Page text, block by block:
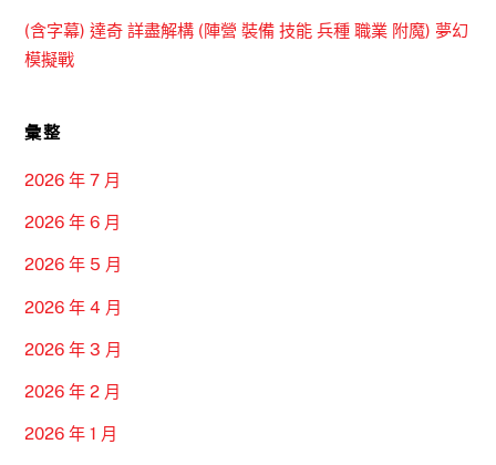
(含字幕) 達奇 詳盡解構 (陣營 裝備 技能 兵種 職業 附魔) 夢幻
模擬戰
彙整
2026 年 7 月
2026 年 6 月
2026 年 5 月
2026 年 4 月
2026 年 3 月
2026 年 2 月
2026 年 1 月